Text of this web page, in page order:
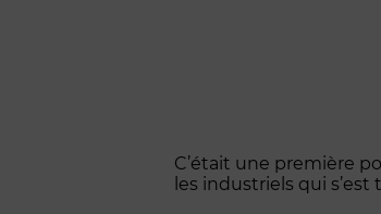
C’était une première
les industriels qui s’est